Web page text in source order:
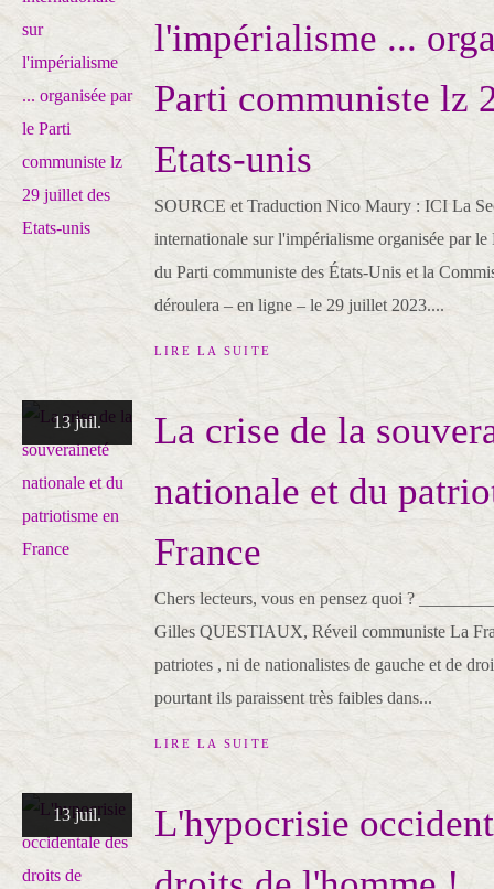
l'impérialisme ...
Parti communiste lz
Etats-unis
SOURCE et Traduction Nico Maury : ICI La
internationale sur l'impérialisme organisée par
du Parti communiste des États-Unis et la
déroulera – en ligne – le 29 juillet 2023....
LIRE LA SUITE
13 juil.
La crise de la
nationale et du
France
Chers lecteurs, vous en pensez quoi ?
Gilles QUESTIAUX, Réveil communiste La
patriotes , ni de nationalistes de gauche et de
pourtant ils paraissent très faibles dans...
LIRE LA SUITE
13 juil.
L'hypocrisie